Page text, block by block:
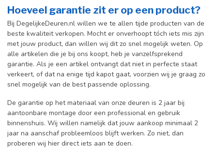
Hoeveel garantie zit er op een product?
Bij DegelijkeDeuren.nl willen we te allen tijde producten van de
beste kwaliteit verkopen. Mocht er onverhoopt tóch iets mis zijn
met jouw product, dan willen wij dit zo snel mogelijk weten. Op
alle artikelen die je bij ons koopt, heb je vanzelfsprekend
garantie. Als je een artikel ontvangt dat niet in perfecte staat
verkeert, of dat na enige tijd kapot gaat, voorzien wij je graag zo
snel mogelijk van de best passende oplossing.
De garantie op het materiaal van onze deuren is 2 jaar bij
aantoonbare montage door een professional en gebruik
binnenshuis. Wij willen namelijk dat jouw aankoop minimaal 2
jaar na aanschaf probleemloos blijft werken. Zo niet, dan
proberen wij hier direct iets aan te doen.